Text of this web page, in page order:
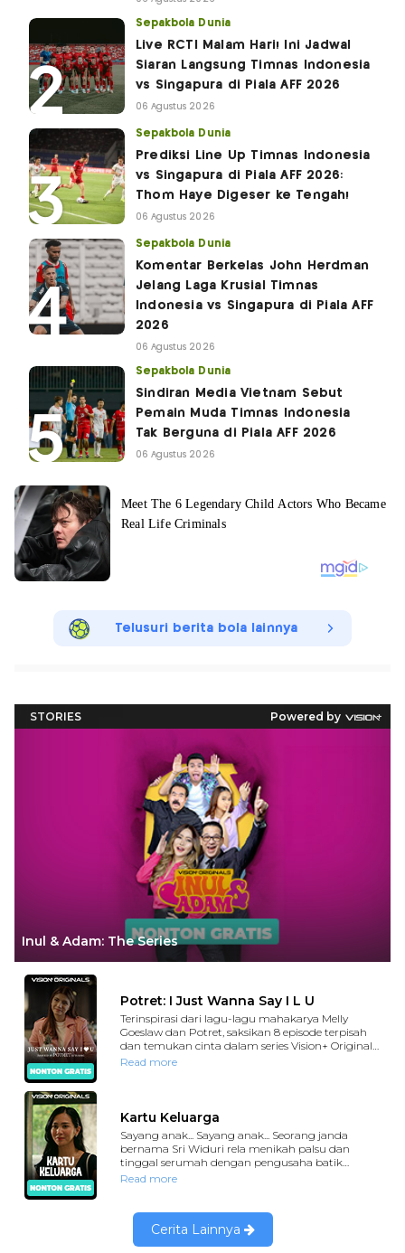
Sepakbola Dunia
Live RCTI Malam Hari! Ini Jadwal
Siaran Langsung Timnas Indonesia
vs Singapura di Piala AFF 2026
06 Agustus 2026
Sepakbola Dunia
Prediksi Line Up Timnas Indonesia
vs Singapura di Piala AFF 2026:
Thom Haye Digeser ke Tengah!
06 Agustus 2026
Sepakbola Dunia
Komentar Berkelas John Herdman
Jelang Laga Krusial Timnas
Indonesia vs Singapura di Piala AFF
2026
06 Agustus 2026
Sepakbola Dunia
Sindiran Media Vietnam Sebut
Pemain Muda Timnas Indonesia
Tak Berguna di Piala AFF 2026
06 Agustus 2026
Telusuri berita bola lainnya